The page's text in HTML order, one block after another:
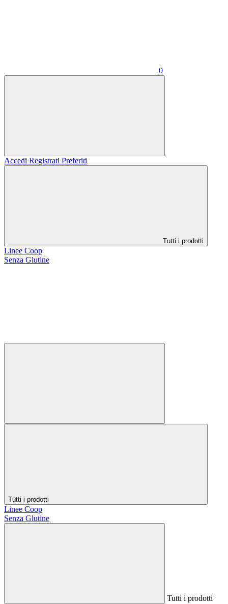
0
Accedi Registrati Preferiti
Tutti i prodotti
Linee Coop
Senza Glutine
Tutti i prodotti
Linee Coop
Senza Glutine
Tutti i prodotti